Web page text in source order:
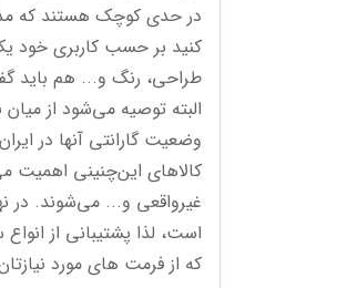
در حدی کوچک هستند که
کنید بر حسب کاربری خود
طراحی، رنگ و... هم باید
البته توصیه می‌شود از
وضعیت گارانتی آنها در
کالاهای این‌چنینی
غیرواقعی و... می‌شوند. در
است، لذا پشتیبانی از
که از فرمت های مورد